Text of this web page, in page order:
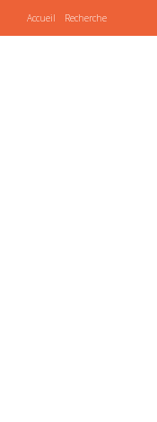
Accueil Recherche